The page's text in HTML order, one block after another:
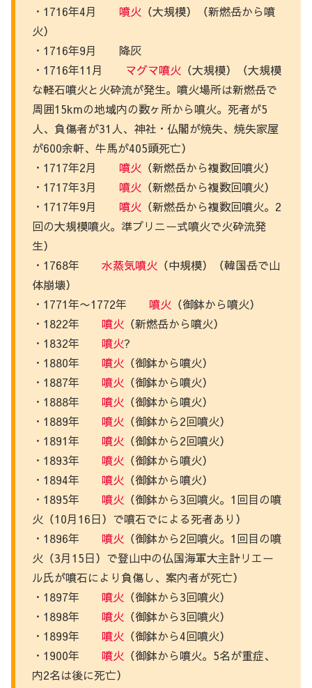
・1716年4月 噴火 （大規模）（新燃岳から噴
火）
・1716年9月 降灰
・1716年11月 マグマ噴火 （大規模）（大規模
な軽石噴火と火砕流が発生。噴火場所は新燃岳で
周囲15kmの地域内の数ヶ所から噴火。死者が5
人、負傷者が31人、神社・仏閣が焼失、焼失家屋
が600余軒、牛馬が405頭死亡）
・1717年2月 噴火 （新燃岳から複数回噴火）
・1717年3月 噴火 （新燃岳から複数回噴火）
・1717年9月 噴火 （新燃岳から複数回噴火。2
回の大規模噴火。準プリニー式噴火で火砕流発
生）
・1768年 水蒸気噴火 （中規模）（韓国岳で山
体崩壊）
・1771年〜1772年 噴火 （御鉢から噴火）
・1822年 噴火 （新燃岳から噴火）
・1832年 噴火?
・1880年 噴火 （御鉢から噴火）
・1887年 噴火 （御鉢から噴火）
・1888年 噴火 （御鉢から噴火）
・1889年 噴火 （御鉢から2回噴火）
・1891年 噴火 （御鉢から2回噴火）
・1893年 噴火 （御鉢から噴火）
・1894年 噴火 （御鉢から噴火）
・1895年 噴火 （御鉢から3回噴火。1回目の噴
火（10月16日）で噴石でによる死者あり）
・1896年 噴火 （御鉢から2回噴火。1回目の噴
火（3月15日）で登山中の仏国海軍大主計リエー
ル氏が噴石により負傷し、案内者が死亡）
・1897年 噴火 （御鉢から3回噴火）
・1898年 噴火 （御鉢から3回噴火）
・1899年 噴火 （御鉢から4回噴火）
・1900年 噴火 （御鉢から噴火。5名が重症、
内2名は後に死亡）